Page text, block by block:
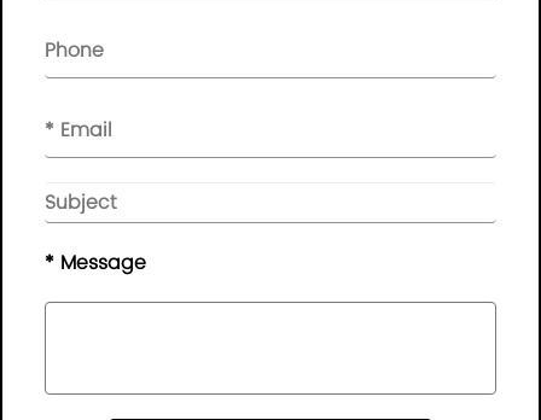
NEWSLETTER
Por favor, deixe sua mensagem aqui, nós lhe daremos
© Direitos autorais - 2010-2019 :
Tenon Sci.& Tech. Co., Ltd.Todos os direitos
reservados
* Message